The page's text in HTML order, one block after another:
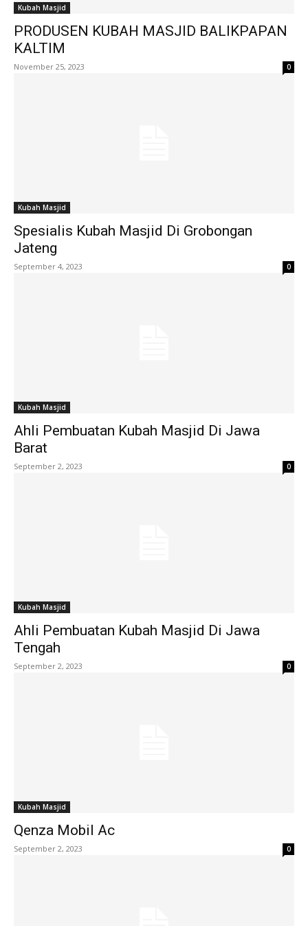
Kubah Masjid
PRODUSEN KUBAH MASJID BALIKPAPAN
KALTIM
November 25, 2023 0
Kubah Masjid
Spesialis Kubah Masjid Di Grobongan
Jateng
September 4, 2023 0
Kubah Masjid
Ahli Pembuatan Kubah Masjid Di Jawa
Barat
September 2, 2023 0
Kubah Masjid
Ahli Pembuatan Kubah Masjid Di Jawa
Tengah
September 2, 2023 0
Kubah Masjid
Qenza Mobil Ac
September 2, 2023 0